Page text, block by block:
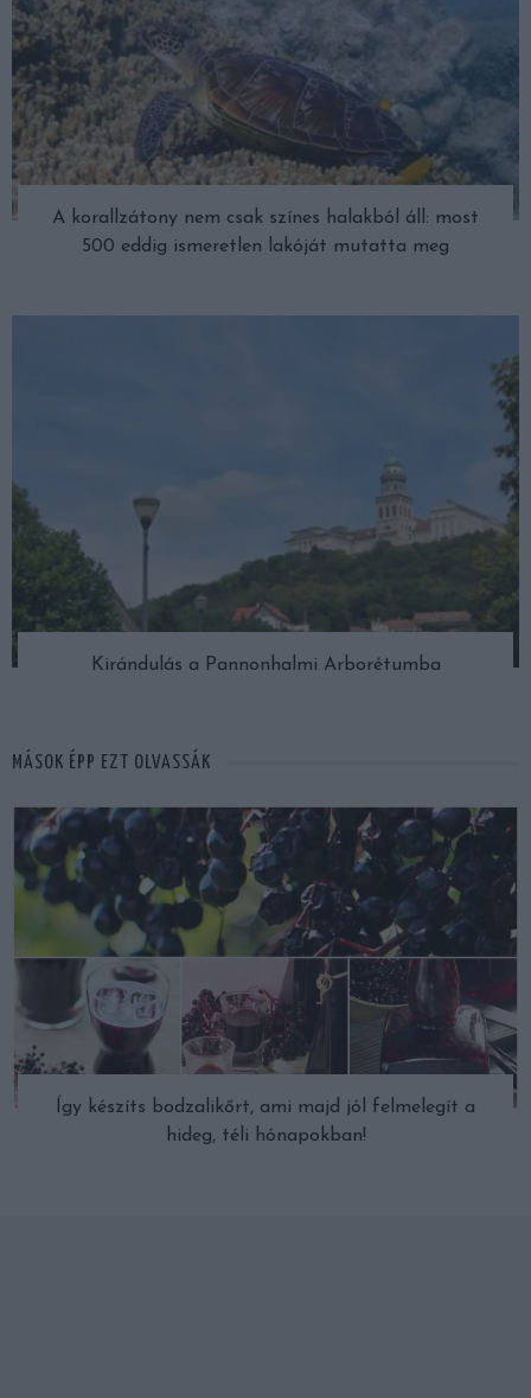
A korallzátony nem csak színes halakból áll: most
500 eddig ismeretlen lakóját mutatta meg
Kirándulás a Pannonhalmi Arborétumba
MÁSOK ÉPP EZT OLVASSÁK
Így készíts bodzalikőrt, ami majd jól felmelegít a
hideg, téli hónapokban!